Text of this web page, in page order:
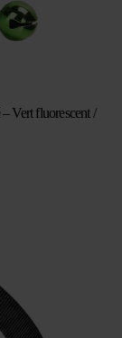
Vert fluorescent /